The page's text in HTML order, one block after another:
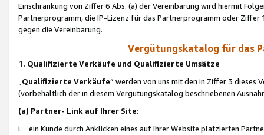
Einschränkung von Ziffer 6 Abs. (a) der Vereinbarung wird hiermit
Partnerprogramm, die IP-Lizenz für das Partnerprogramm oder
gegen die Vereinbarung.
Vergütungskatalog für das
1. Qualifizierte Verkäufe und Qualifizierte Umsätze
Qualifizierte Verkäufe“ werden von uns mit den in Ziffer 3
(vorbehaltlich der in diesem Vergütungskatalog beschriebenen
(a) Partner- Link auf Ihrer Site:
i. ein Kunde durch Anklicken eines auf Ihrer Website platzierten